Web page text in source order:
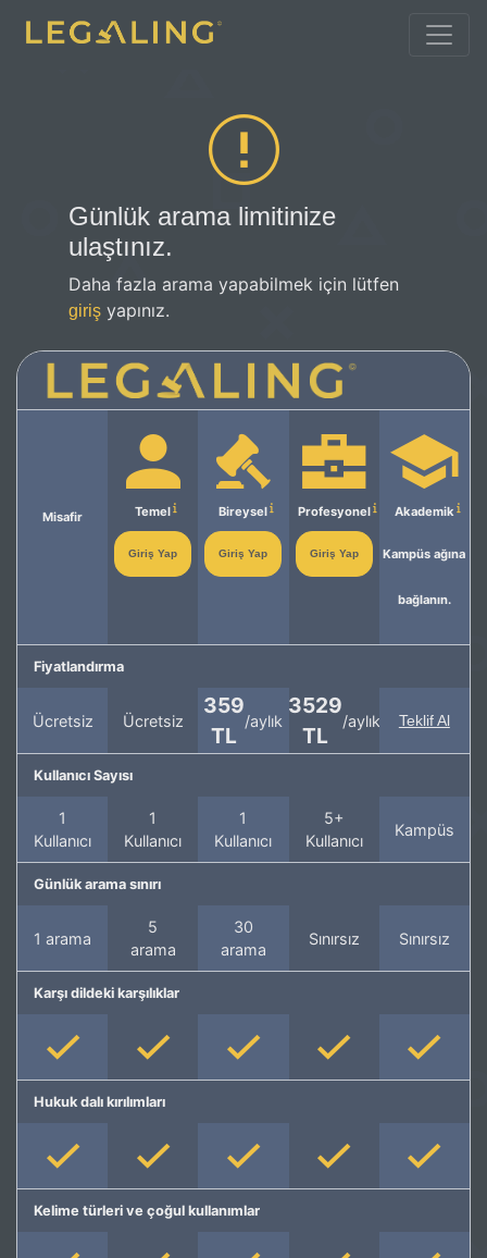
Günlük arama limitinize
ulaştınız.
Daha fazla arama yapabilmek için lütfen
giriş yapınız.
Misafir Temel
Giriş Yap
Bireysel
Giriş Yap
Profesyonel
Giriş Yap
Akademik
Kampüs ağına
bağlanın.
Fiyatlandırma
Ücretsiz Ücretsiz
359
TL
/aylık
3529
TL
/aylık Teklif Al
Kullanıcı Sayısı
1
Kullanıcı
1
Kullanıcı
1
Kullanıcı
5+
Kullanıcı
Kampüs
Günlük arama sınırı
1 arama
5
arama
30
arama
Sınırsız Sınırsız
Karşı dildeki karşılıklar
Hukuk dalı kırılımları
Kelime türleri ve çoğul kullanımlar